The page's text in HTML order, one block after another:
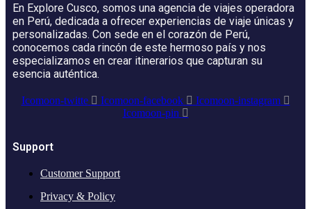
En Explore Cusco, somos una agencia de viajes operadora
en Perú, dedicada a ofrecer experiencias de viaje únicas y
personalizadas. Con sede en el corazón de Perú,
conocemos cada rincón de este hermoso país y nos
especializamos en crear itinerarios que capturan su
esencia auténtica.
Icomoon-twitte Icomoon-facebook
Icomoon-instagram
Icomoon-pin
Support
Customer Support
Privacy & Policy